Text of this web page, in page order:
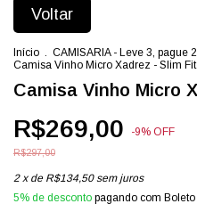
Voltar
Início . CAMISARIA - Leve 3, pague 2
Camisa Vinho Micro Xadrez - Slim Fit
Camisa Vinho Micro
R$269,00 -9% OFF
R$297,00
2 x de R$134,50 sem juros
5% de desconto pagando com Boleto